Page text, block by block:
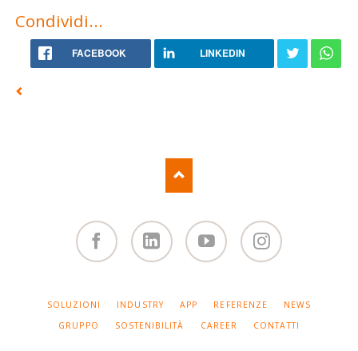
Condividi...
FACEBOOK LINKEDIN
SALTA
NAVIGAZIONE
SOLUZIONI INDUSTRY APP REFERENZE
NEWS
GRUPPO
SOSTENIBILITÀ CAREER CONTATTI